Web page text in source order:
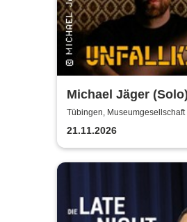
Michael Jäger
Unfallkind - die neue
up-Comedy Show
Tübingen, Museumgesellschaft
21.11.2026